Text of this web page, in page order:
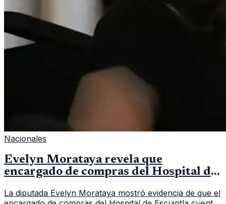
Nacionales
Evelyn Morataya revela que
encargado de compras del Hospital de
La diputada Evelyn Morataya mostró evidencia de que el